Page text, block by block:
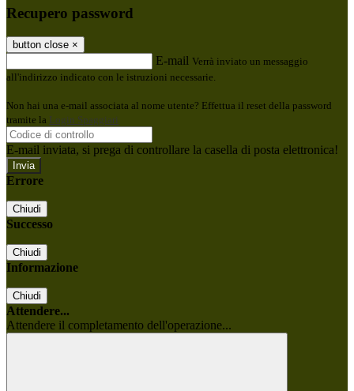
Recupero password
button close ×
E-mail Verrà inviato un messaggio
all'indirizzo indicato con le istruzioni necessarie.
Non hai una e-mail associata al nome utente? Effettua il reset della password
tramite la Login Spaggiari
E-mail inviata, si prega di controllare la casella di posta elettronica!
Errore
Chiudi
Successo
Chiudi
Informazione
Chiudi
Attendere...
Attendere il completamento dell'operazione...